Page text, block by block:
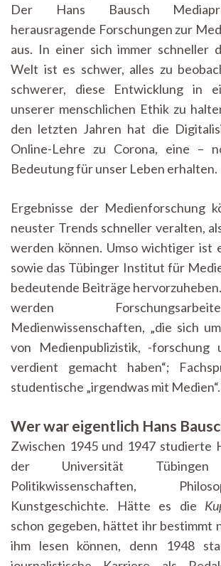
Der Hans Bausch
herausragende Forschungen zur
aus. In einer sich immer schneller
Welt ist es schwer, alles zu
schwerer, diese Entwicklung in
unserer menschlichen Ethik zu
den letzten Jahren hat die
Online-Lehre zu Corona, eine –
Bedeutung für unser Leben erhalten.
Ergebnisse der Medienforschung
neuster Trends schneller veralten,
werden können. Umso wichtiger ist
sowie das Tübinger Institut für
bedeutende Beiträge
werden
Medienwissenschaften, „die sich
von Medienpublizistik, -forschung
verdient gemacht haben“;
studentische „irgendwas mit Medien“.
Wer war eigentlich Hans
Zwischen 1945 und 1947 studierte
der Universität Tübingen
Politikwissenschaften,
Kunstgeschichte. Hätte es die
schon gegeben, hättet ihr bestimmt
ihm lesen können, denn 1948